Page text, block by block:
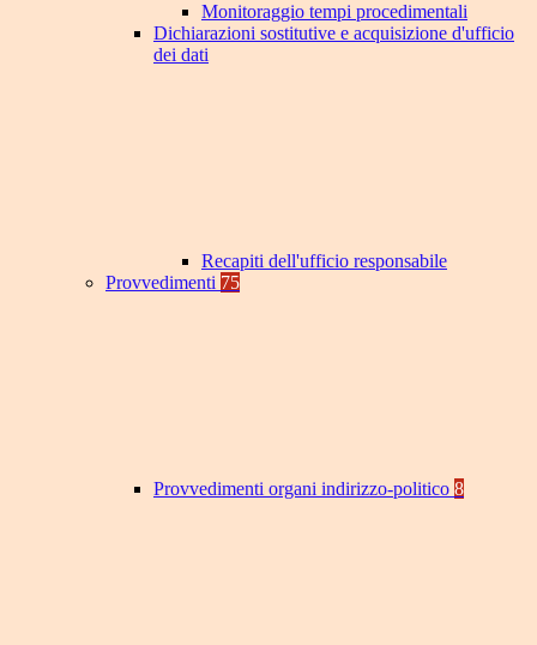
Monitoraggio tempi procedimentali
Dichiarazioni sostitutive e acquisizione d'ufficio
dei dati
Recapiti dell'ufficio responsabile
Provvedimenti 75
Provvedimenti organi indirizzo-politico 8